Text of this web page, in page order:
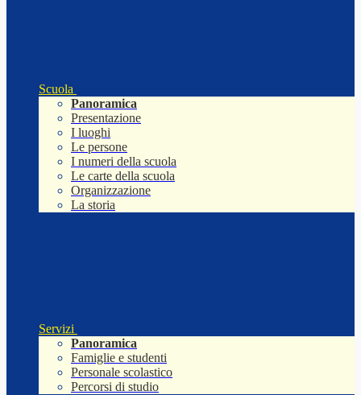
Scuola
Panoramica
Presentazione
I luoghi
Le persone
I numeri della scuola
Le carte della scuola
Organizzazione
La storia
Servizi
Panoramica
Famiglie e studenti
Personale scolastico
Percorsi di studio